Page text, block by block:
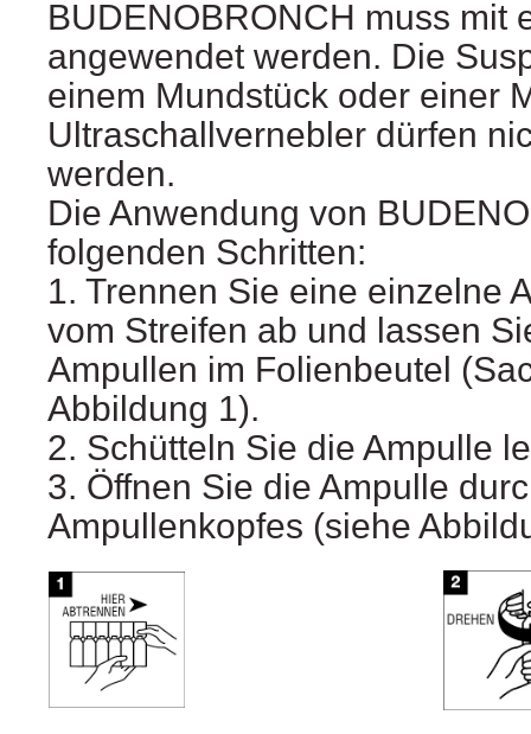
BUDENOBRONCH muss mit
angewendet werden. Die
einem Mundstück oder einer
Ultraschallvernebler dürfen
werden.
Die Anwendung von
folgenden Schritten:
1. Trennen Sie eine einzelne
vom Streifen ab und lassen
Ampullen im Folienbeutel
Abbildung 1).
2. Schütteln Sie die Ampulle
3. Öffnen Sie die Ampulle
Ampullenkopfes (siehe